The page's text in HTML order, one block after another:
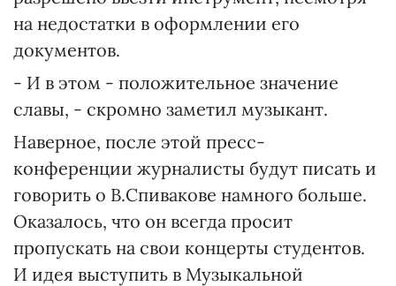
на недостатки в оформлении его
документов.
- И в этом - положительное значение
славы, - скромно заметил музыкант.
Наверное, после этой пресс-
конференции журналисты будут писать и
говорить о В.Спивакове намного больше.
Оказалось, что он всегда просит
пропускать на свои концерты студентов.
И идея выступить в Музыкальной